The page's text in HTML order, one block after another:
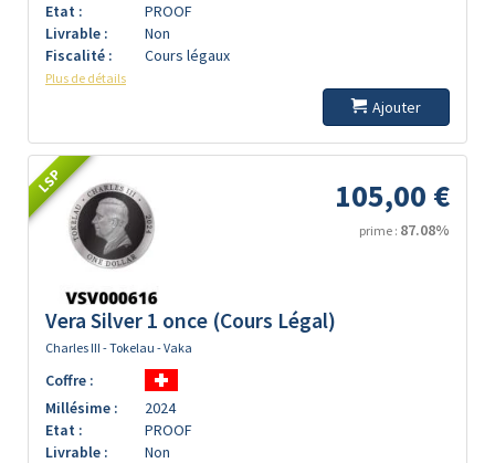
Etat :
PROOF
Livrable :
Non
Fiscalité :
Cours légaux
Plus de détails
Ajouter
LSP 105,00 €
prime : 87.08%
Vera Silver 1 once (Cours Légal)
Charles III - Tokelau - Vaka
Coffre :
Millésime :
2024
Etat :
PROOF
Livrable :
Non